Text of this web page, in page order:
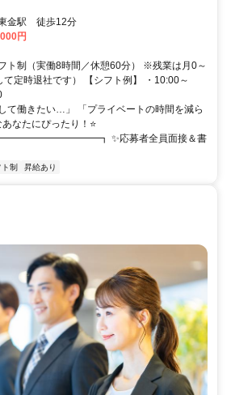
！✨
駅：東金駅 徒歩12分
円
ト制（実働8時間／休憩60分） ※残業は月0～
定時退社です） 【シフト例】 ・10:00～
て働きたい…」 「プライベートの時間を減ら
なたにぴったり！⭐
✨応募者全員面接＆書
制 昇給あり